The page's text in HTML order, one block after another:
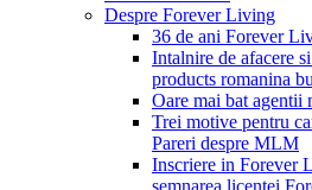
Despre Forever Living
36 de ani Forever
Intalnire de afacere
products romanina
Oare mai bat agentii
Trei motive pentru
Pareri despre MLM
Inscriere in Forever
semnarea licentei